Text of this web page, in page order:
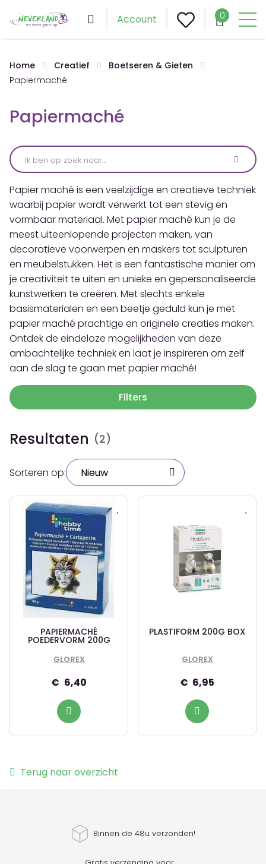
Account 0
Home Creatief
Boetseren & Gieten
Papiermaché
Papiermaché
Papier maché is een veelzijdige en creatieve techniek
waarbij papier wordt verwerkt tot een stevig en
vormbaar materiaal. Met papier maché kun je de
meest uiteenlopende projecten maken, van
decoratieve voorwerpen en maskers tot sculpturen
en meubelstukken. Het is een fantastische manier om
je creativiteit te uiten en unieke en gepersonaliseerde
kunstwerken te creëren. Met slechts enkele
basismaterialen en een beetje geduld kun je met
papier maché prachtige en originele creaties maken.
Ontdek de eindeloze mogelijkheden van deze
ambachtelijke techniek en laat je inspireren om zelf
aan de slag te gaan met papier maché!
Filters
Resultaten (2)
Sorteren op:
PAPIERMACHÉ
POEDERVORM 200G
GLOREX
6,40
PLASTIFORM 200G BOX
GLOREX
6,95
Terug naar overzicht
Binnen de 48u verzonden!